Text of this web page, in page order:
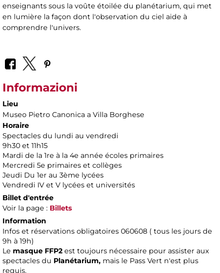
enseignants sous la voûte étoilée du planétarium, qui met
en lumière la façon dont l'observation du ciel aide à
comprendre l'univers.
Informazioni
Lieu
Museo Pietro Canonica a Villa Borghese
Horaire
Spectacles du lundi au vendredi
9h30 et 11h15
Mardi de la 1re à la 4e année écoles primaires
Mercredi 5e primaires et collèges
Jeudi Du 1er au 3ème lycées
Vendredi IV et V lycées et universités
Billet d'entrée
Voir la page : Billets
Information
Infos et réservations obligatoires 060608 ( tous les jours de
9h à 19h)
Le masque FFP2 est toujours nécessaire pour assister aux
spectacles du Planétarium, mais le Pass Vert n'est plus
requis.